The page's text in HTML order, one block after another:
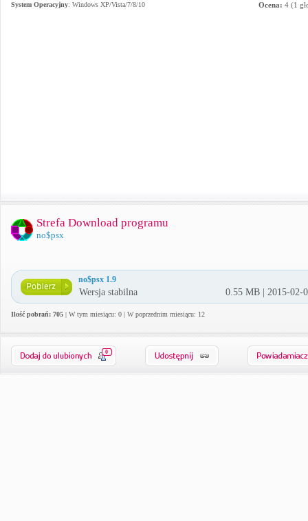
System Operacyjny: Windows XP/Vista/7/8/10 Ocena: 4 (1
Strefa Download programu
no$psx
no$psx 1.9
Wersja stabilna 0.55 MB | 2015-02-
Ilość pobrań: 705 | W tym miesiącu: 0 | W poprzednim miesiącu: 12
0